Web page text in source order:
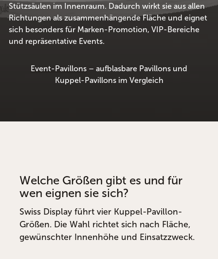
Stützsäulen im Innenraum. Dadurch wirkt sie aus allen
Richtungen als zusammenhängende Fläche und eignet
sich besonders für Marken-Promotion, VIP-Bereiche
und repräsentative Events.
Event-Pavillons – aufblasbare Pavillons und
Kuppel-Pavillons im Vergleich
Welche Größen gibt es und für
wen eignen sie sich?
Swiss Display führt vier Kuppel-Pavillon-
Größen. Die Wahl richtet sich nach Fläche,
gewünschter Innenhöhe und Einsatzzweck.